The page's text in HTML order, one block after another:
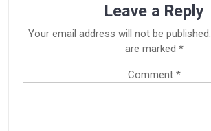
Leave a Reply
Your email address will not be published.
are marked *
Comment *